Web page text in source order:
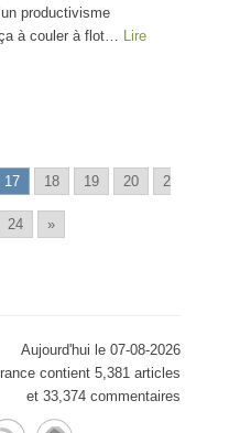
productivisme
à couler à flot… Lire
17 18 19 20 2
24 »
Aujourd'hui le 07-08-2026
contient 5,381 articles
et 33,374 commentaires